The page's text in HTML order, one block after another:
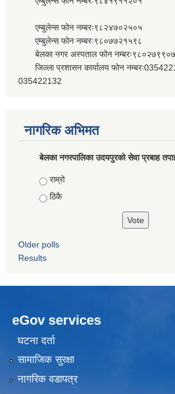
एम्बुलेन्स फोन नम्बरः९८२४७०२५०५
एम्बुलेन्स फोन नम्बरः९८०७७२१५९८
बेलका नगर अस्पताल फोन
जिल्ला प्रशासन कार्यालय फोन
035422132
नागरिक अभिमत
बेलका नगरपालिका उदयपुरको सेवा प्रबाह
Choices
राम्रो
ठिकै
Older polls
Results
eGov services
घटना दर्ता
सामाजिक सुरक्षा
नागरिक वडापत्र